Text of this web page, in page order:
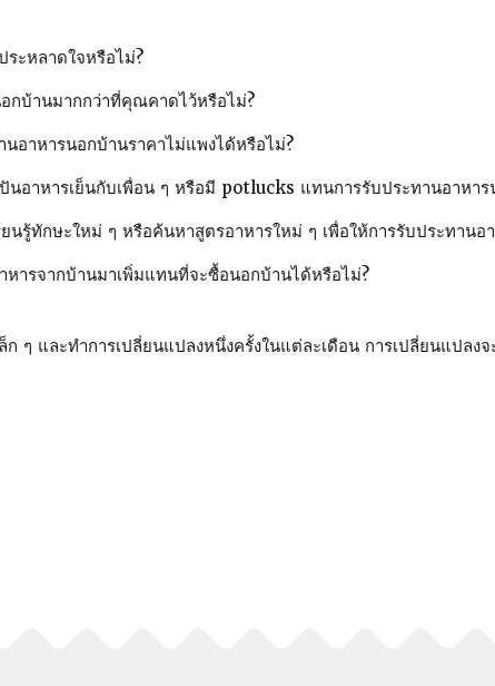
ะหลาดใจหรือไม่?
กบ้านมากกว่าที่คุณคาดไว้หรือไม่?
อาหารนอกบ้านราคาไม่แพงได้หรือไม่?
นอาหารเย็นกับเพื่อน ๆ หรือมี potlucks แทนการรับประทานอาหาร
นรู้ทักษะใหม่ ๆ หรือค้นหาสูตรอาหารใหม่ ๆ เพื่อให้การรับประทาน
หารจากบ้านมาเพิ่มแทนที่จะซื้อนอกบ้านได้หรือไม่?
ก ๆ และทําการเปลี่ยนแปลงหนึ่งครั้งในแต่ละเดือน การเปลี่ยนแปลง